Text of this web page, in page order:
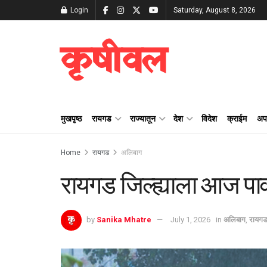
Login Saturday, August 8, 2026
कृषीवल
मुखपृष्ठ रायगड राज्यातून देश विदेश क्राईम
Home रायगड अलिबाग
रायगड जिल्ह्याला आज
by Sanika Mhatre July 1, 2026 in अलिबाग, रायगड